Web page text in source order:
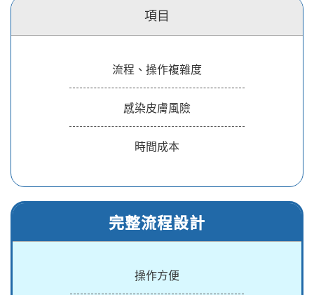
項目
流程、操作複雜度
感染皮膚風險
時間成本
完整流程設計
操作方便